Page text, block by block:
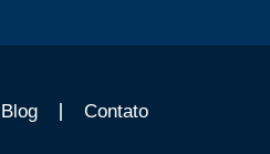
Blog Contato